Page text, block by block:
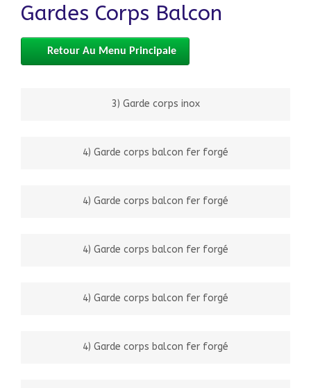
Gardes Corps Balcon
Retour Au Menu Principale
3) Garde corps inox
4) Garde corps balcon fer forgé
4) Garde corps balcon fer forgé
4) Garde corps balcon fer forgé
4) Garde corps balcon fer forgé
4) Garde corps balcon fer forgé